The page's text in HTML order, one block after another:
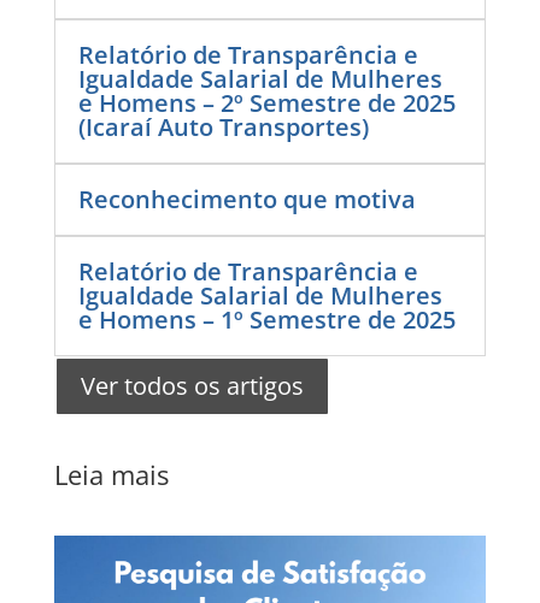
Relatório de Transparência e
Igualdade Salarial de Mulheres
e Homens – 2º Semestre de 2025
(Icaraí Auto Transportes)
Reconhecimento que motiva
Relatório de Transparência e
Igualdade Salarial de Mulheres
e Homens – 1º Semestre de 2025
Ver todos os artigos
Leia mais